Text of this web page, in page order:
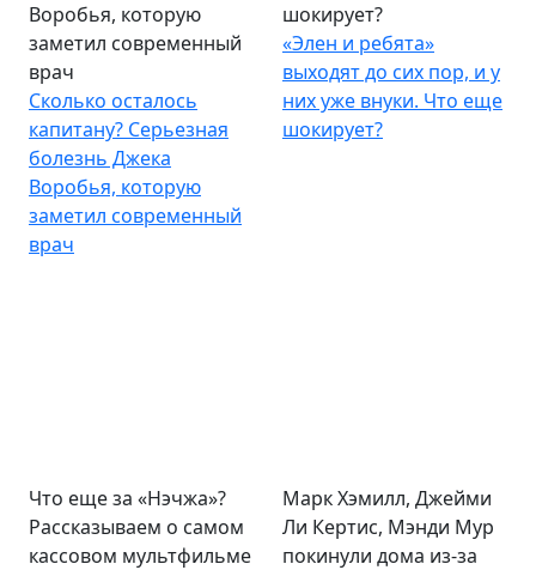
Воробья, которую
заметил современный
врач
Сколько осталось
капитану? Серьезная
болезнь Джека
Воробья, которую
заметил современный
врач
шокирует?
«Элен и ребята»
выходят до сих пор, и у
них уже внуки. Что еще
шокирует?
Что еще за «Нэчжа»?
Рассказываем о самом
кассовом мультфильме
Марк Хэмилл, Джейми
Ли Кертис, Мэнди Мур
покинули дома из-за